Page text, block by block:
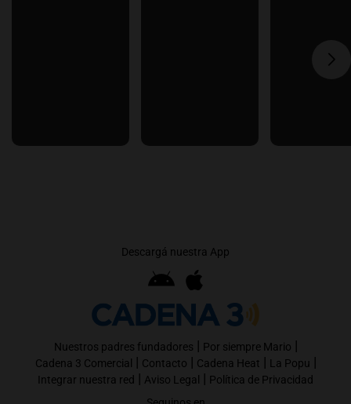
Descargá nuestra App
Nuestros padres fundadores | Por siempre Mario |
Cadena 3 Comercial | Contacto | Cadena Heat | La Popu |
Integrar nuestra red | Aviso Legal | Política de Privacidad